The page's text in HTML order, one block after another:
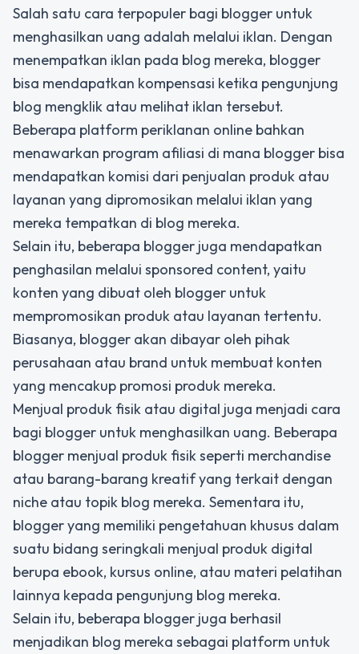
Salah satu cara terpopuler bagi blogger untuk
menghasilkan uang adalah melalui iklan. Dengan
menempatkan iklan pada blog mereka, blogger
bisa mendapatkan kompensasi ketika pengunjung
blog mengklik atau melihat iklan tersebut.
Beberapa platform periklanan online bahkan
menawarkan program afiliasi di mana blogger bisa
mendapatkan komisi dari penjualan produk atau
layanan yang dipromosikan melalui iklan yang
mereka tempatkan di blog mereka.
Selain itu, beberapa blogger juga mendapatkan
penghasilan melalui sponsored content, yaitu
konten yang dibuat oleh blogger untuk
mempromosikan produk atau layanan tertentu.
Biasanya, blogger akan dibayar oleh pihak
perusahaan atau brand untuk membuat konten
yang mencakup promosi produk mereka.
Menjual produk fisik atau digital juga menjadi cara
bagi blogger untuk menghasilkan uang. Beberapa
blogger menjual produk fisik seperti merchandise
atau barang-barang kreatif yang terkait dengan
niche atau topik blog mereka. Sementara itu,
blogger yang memiliki pengetahuan khusus dalam
suatu bidang seringkali menjual produk digital
berupa ebook, kursus online, atau materi pelatihan
lainnya kepada pengunjung blog mereka.
Selain itu, beberapa blogger juga berhasil
menjadikan blog mereka sebagai platform untuk